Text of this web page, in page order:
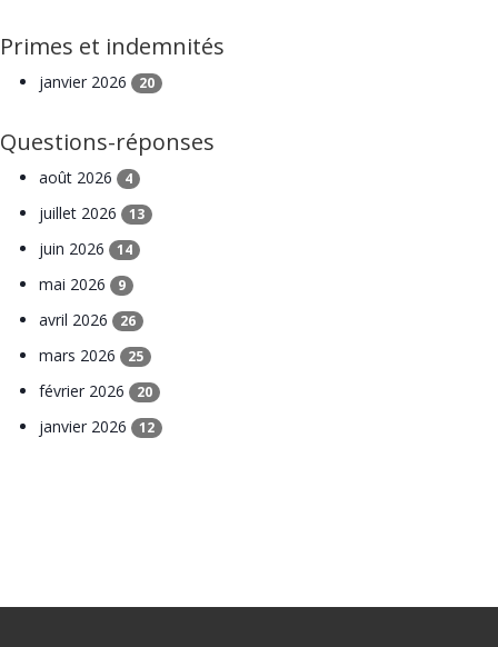
Primes et indemnités
janvier 2026 20
Questions-réponses
août 2026 4
juillet 2026 13
juin 2026 14
mai 2026 9
avril 2026 26
mars 2026 25
février 2026 20
janvier 2026 12